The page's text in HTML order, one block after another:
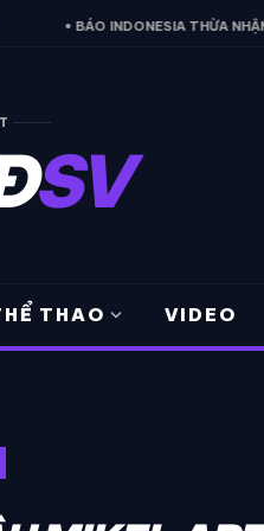
THỪA NHẬN ĐIỀU ĐÁNG SỢ
SV
THAO expand_more VIDEO